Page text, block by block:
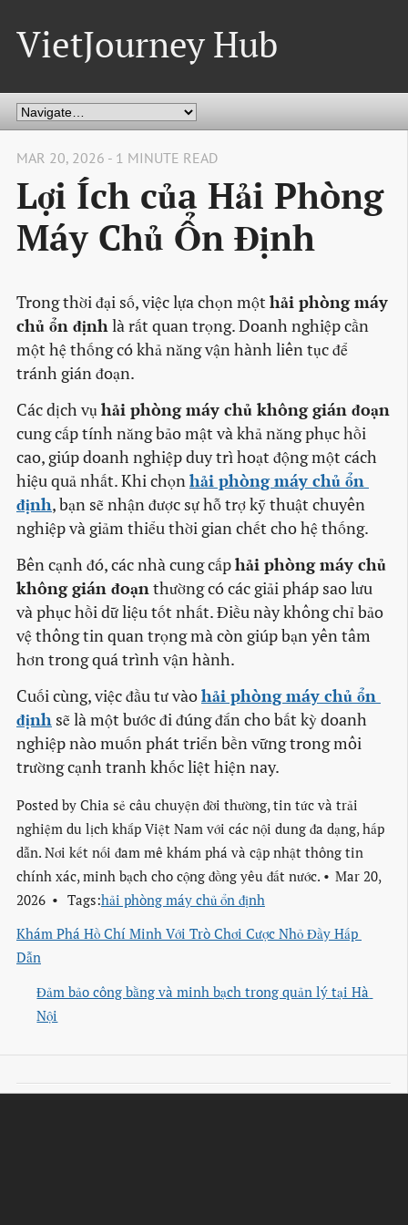
VietJourney Hub
MAR 20, 2026 - 1 MINUTE READ
Lợi Ích của Hải Phòng
Máy Chủ Ổn Định
Trong thời đại số, việc lựa chọn một hải phòng máy
chủ ổn địnhlà rất quan trọng. Doanh nghiệp cần
một hệ thống có khả năng vận hành liên tục để
tránh gián đoạn.
Các dịch vụhải phòng máy chủ không gián đoạn
cung cấp tính năng bảo mật và khả năng phục hồi
cao, giúp doanh nghiệp duy trì hoạt động một cách
hiệu quả nhất. Khi chọnhải phòng máy chủ ổn
định, bạn sẽ nhận được sự hỗ trợ kỹ thuật chuyên
nghiệp và giảm thiểu thời gian chết cho hệ thống.
Bên cạnh đó, các nhà cung cấphải phòng máy chủ
không gián đoạnthường có các giải pháp sao lưu
và phục hồi dữ liệu tốt nhất. Điều này không chỉ bảo
vệ thông tin quan trọng mà còn giúp bạn yên tâm
hơn trong quá trình vận hành.
Cuối cùng, việc đầu tư vàohải phòng máy chủ ổn
định sẽ là một bước đi đúng đắn cho bất kỳ doanh
nghiệp nào muốn phát triển bền vững trong môi
trường cạnh tranh khốc liệt hiện nay.
Posted by Chia sẻ câu chuyện đời thường, tin tức và trải
nghiệm du lịch khắp Việt Nam với các nội dung đa dạng, hấp
dẫn. Nơi kết nối đam mê khám phá và cập nhật thông tin
chính xác, minh bạch cho cộng đồng yêu đất nước.
Mar 20,
2026
Tags:hải phòng máy chủ ổn định
Khám Phá Hồ Chí Minh Với Trò Chơi Cược Nhỏ Đầy Hấp
Dẫn
Đảm bảo công bằng và minh bạch trong quản lý tại Hà
Nội